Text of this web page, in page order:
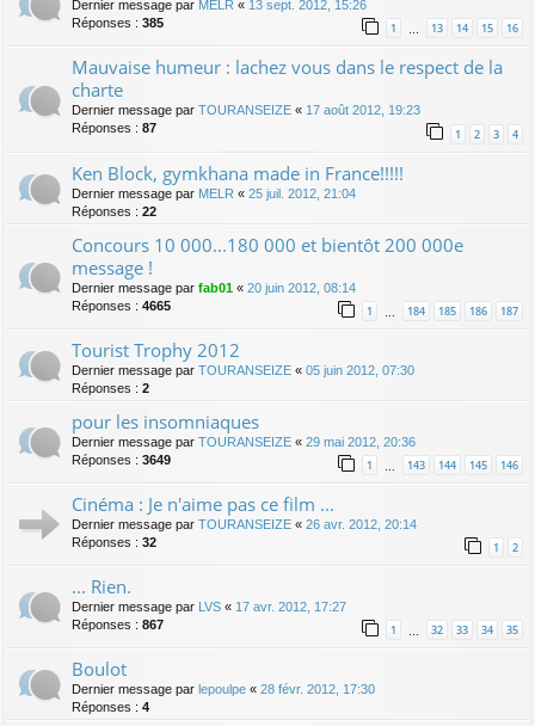
Dernier message par MELR « 13 sept. 2012, 15:26
Réponses : 385 1 … 13 14 15 16
Mauvaise humeur : lachez vous dans le respect de la
charte
Dernier message par TOURANSEIZE « 17 août 2012, 19:23
Réponses : 87 1 2 3 4
Ken Block, gymkhana made in France!!!!!
Dernier message par MELR « 25 juil. 2012, 21:04
Réponses : 22
Concours 10 000...180 000 et bientôt 200 000e
message !
Dernier message par fab01 « 20 juin 2012, 08:14
Réponses : 4665 1 184 185 186 187
Tourist Trophy 2012
Dernier message par TOURANSEIZE « 05 juin 2012, 07:30
Réponses : 2
pour les insomniaques
Dernier message par TOURANSEIZE « 29 mai 2012, 20:36
Réponses : 3649 1 143 144 145 146
Cinéma : Je n'aime pas ce film ...
Dernier message par TOURANSEIZE « 26 avr. 2012, 20:14
Réponses : 32 1 2
... Rien.
Dernier message par LVS « 17 avr. 2012, 17:27
Réponses : 867 1 32 33 34 35
Boulot
Dernier message par lepoulpe « 28 févr. 2012, 17:30
Réponses : 4